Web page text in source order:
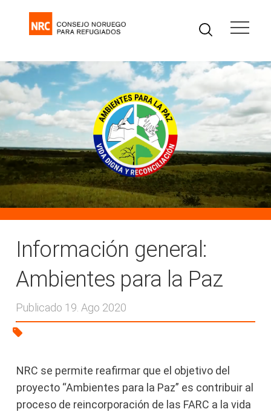
Información general:
Ambientes para la Paz
Publicado 19. Ago 2020
NRC se permite reafirmar que el objetivo del
proyecto “Ambientes para la Paz” es contribuir al
proceso de reincorporación de las FARC a la vida